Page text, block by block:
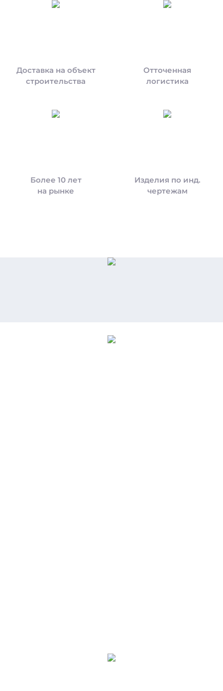
Доставка на объект
строительства
Отточенная
логистика
Более 10 лет
на рынке
Изделия по инд.
чертежам